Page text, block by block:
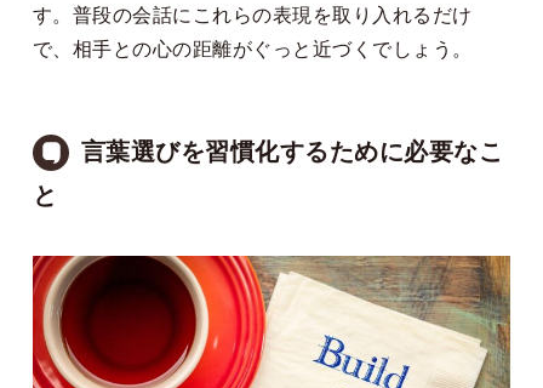
す。普段の会話にこれらの表現を取り入れるだけ
で、相手との心の距離がぐっと近づくでしょう。
言葉選びを習慣化するために必要なこ
と